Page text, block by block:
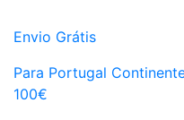
Envio Grátis
Para Portugal
100€